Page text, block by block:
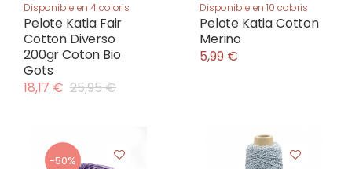
Disponible en 4 coloris
Pelote Katia Fair
Cotton Diverso
200gr Coton Bio
Gots
18,17 € 25,95 €
Disponible en 10 coloris
Pelote Katia Cotton
Merino
5,99 €
-50%